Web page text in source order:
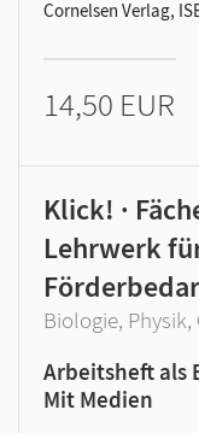
Cornelsen Verlag,
14,50 EUR
Klick! ·
Lehrwerk
Biologie, Physik,
Arbeitsheft als
Mit Medien